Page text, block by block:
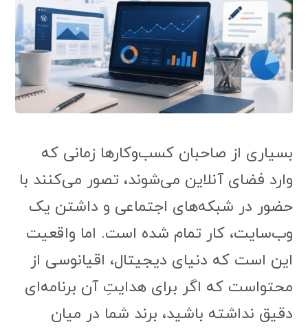
بسیاری از صاحبان کسب‌وکارها زمانی که
وارد فضای آنلاین می‌شوند، تصور می‌کنند با
حضور در شبکه‌های اجتماعی و داشتن یک
وب‌سایت، کار تمام شده است. اما واقعیت
این است که دنیای دیجیتال، اقیانوسی از
محتواست که اگر برای هدایتِ آن برنامه‌ای
دقیق نداشته باشید، برند شما در میان